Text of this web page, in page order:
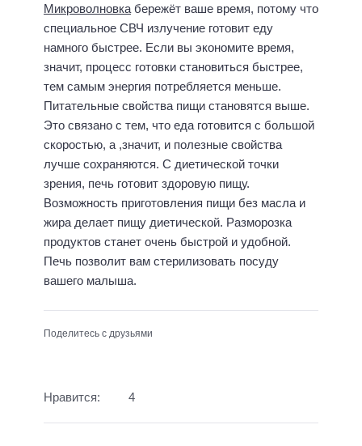
Микроволновка бережёт ваше время, потому что
специальное СВЧ излучение готовит еду
намного быстрее. Если вы экономите время,
значит, процесс готовки становиться быстрее,
тем самым энергия потребляется меньше.
Питательные свойства пищи становятся выше.
Это связано с тем, что еда готовится с большой
скоростью, а ,значит, и полезные свойства
лучше сохраняются. С диетической точки
зрения, печь готовит здоровую пищу.
Возможность приготовления пищи без масла и
жира делает пищу диетической. Разморозка
продуктов станет очень быстрой и удобной.
Печь позволит вам стерилизовать посуду
вашего малыша.
Поделитесь с друзьями
Нравится: 4